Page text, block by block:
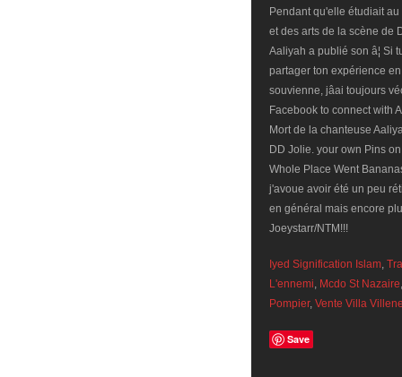
Pendant qu'elle étudiait
et des arts de la scène de
Aaliyah a publié son â¦
partager ton expérience en
souvienne, jâai toujours
Facebook to connect with
Mort de la chanteuse
DD Jolie. your own Pins
Whole Place Went
j'avoue avoir été un peu
en général mais encore
Joeystarr/NTM!!!
Iyed Signification Islam,
L'ennemi, Mcdo St Nazaire
Pompier, Vente Villa
Save